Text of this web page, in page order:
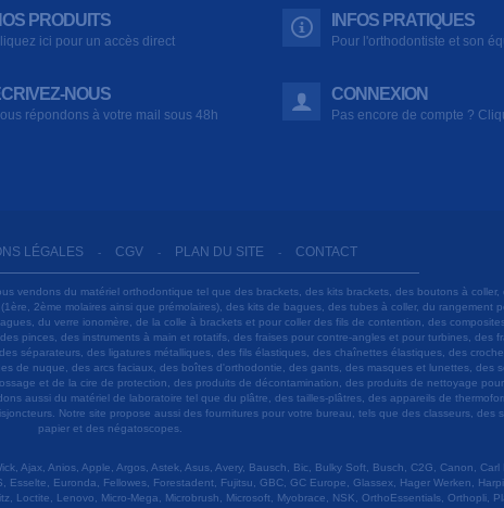
PRODUITS
ici pour un accès direct
INFOS PRATIQUES
Pour l'orthodontiste et son
NOUS
répondons à votre mail sous 48h
CONNEXION
Pas encore de compte ?
LÉGALES - CGV - PLAN DU SITE - CONTACT
vendons du matériel orthodontique tel que des brackets, des kits brackets, des boutons à coller,
2ème molaires ainsi que prémolaires), des kits de bagues, des tubes à coller, du rangement
du verre ionomère, de la colle à brackets et pour coller des fils de contention, des
pinces, des instruments à main et rotatifs, des fraises pour contre-angles et pour turbines, des
séparateurs, des ligatures métalliques, des fils élastiques, des chaînettes élastiques, des
de nuque, des arcs faciaux, des boîtes d'orthodontie, des gants, des masques et lunettes, des
et de la cire de protection, des produits de décontamination, des produits de nettoyage
aussi du matériel de laboratoire tel que du plâtre, des tailles-plâtres, des appareils de
Notre site propose aussi des fournitures pour votre bureau, tels que des classeurs, des
papier et des négatoscopes.
Ajax, Anios, Apple, Argos, Astek, Asus, Avery, Bausch, Bic, Bulky Soft, Busch, C2G, Canon, Carl
Euronda, Fellowes, Forestadent, Fujitsu, GBC, GC Europe, Glassex, Hager Werken,
Loctite, Lenovo, Micro-Mega, Microbrush, Microsoft, Myobrace, NSK, OrthoEssentials, Orthopli,